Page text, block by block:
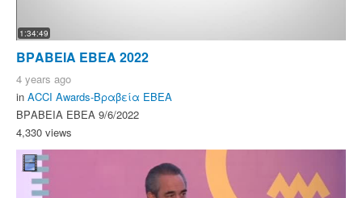
1:34:49
ΒΡΑΒΕΙΑ ΕΒΕΑ 2022
4 years ago
in ACCI Awards-Βραβεία ΕΒΕΑ
ΒΡΑΒΕΙΑ ΕΒΕΑ 9/6/2022
4,330 views